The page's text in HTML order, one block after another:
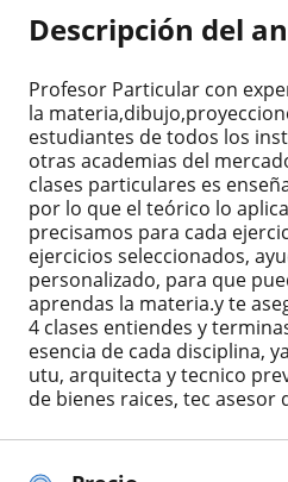
Descripción del
Profesor Particular con
la
estudiantes de todos los
otras academias del
clases particulares es
por lo que el teórico lo
precisamos para cada
ejercicios seleccionados,
personalizado, para que
aprendas la materia.y te
4 clases entiendes y
esencia de cada disciplina,
utu, arquitecta y tecnico
de bienes raices, tec asesor